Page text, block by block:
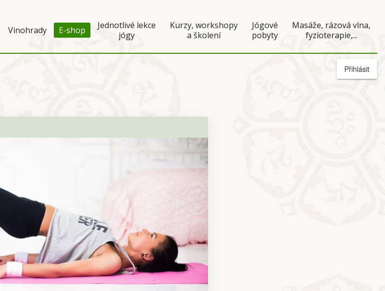
Vinohrady E-shop
Jednotlivé lekce
jógy
Kurzy, workshopy
a školení
Jógové
pobyty
Masáže, rázová vlna,
fyzioterapie,...
Přihlásit